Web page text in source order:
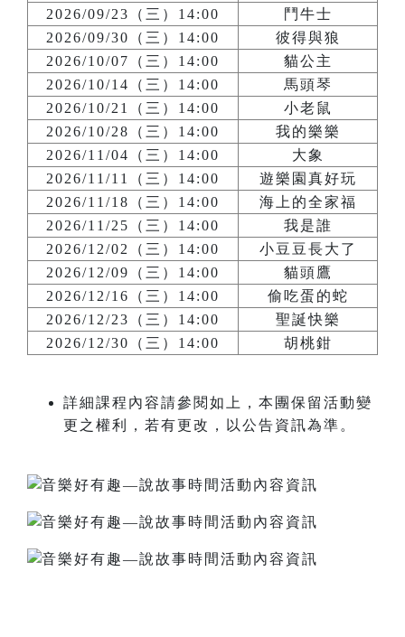
2026/09/23（三）14:00
鬥牛士
2026/09/30（三）14:00
彼得與狼
2026/10/07（三）14:00
貓公主
2026/10/14（三）14:00
馬頭琴
2026/10/21（三）14:00
小老鼠
2026/10/28（三）14:00
我的樂樂
2026/11/04（三）14:00
大象
2026/11/11（三）14:00
遊樂園真好玩
2026/11/18（三）14:00
海上的全家福
2026/11/25（三）14:00
我是誰
2026/12/02（三）14:00
小豆豆長大了
2026/12/09（三）14:00
貓頭鷹
2026/12/16（三）14:00
偷吃蛋的蛇
2026/12/23（三）14:00
聖誕快樂
2026/12/30（三）14:00
胡桃鉗
詳細課程內容請參閱如上，本團保留活動變
更之權利，若有更改，以公告資訊為準。